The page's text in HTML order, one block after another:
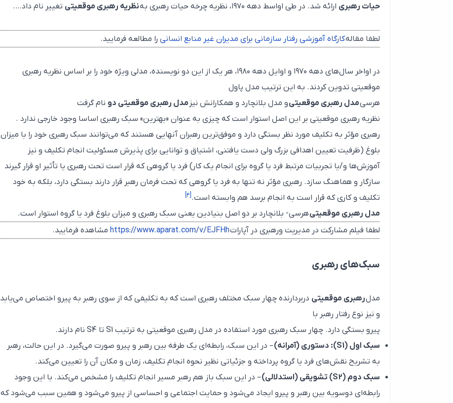
حیات رهبری ارائه شد. در طی اواسط دهه ۱۹۷۰، نظریه چرخه حیات رهبری به نظریه رهبری موقعیتی تغییر نام داد….
لطفا مقالهکارگاه آموزشی رفتار سازمانی برای مدیران غیر منابع انسانی را مطالعه فرمایید.
در اواخر سال‌های دهه ۱۹۷۰ و اوایل دهه ۱۹۸۰، هر یک از این دو نویسنده، مدلی ویژه خود را بر اساس نظریه رهبری
موقعیتی تدوین کردند. به این ترتیب مدل پاول
هرسیمدل رهبری موقعیتیو مدل بلانچارد و همکارانش نیز مدل رهبری موقعیتی دو نام گرفت
نظریه رهبری موقعیتی بر این اصل استوار است که چیزی به عنوان «بهترین» سبک رهبری اساسا وجود خارجی ندارد .
رهبری مؤثر به تکلیف مورد نظر بستگی دارد و موفق‌ترین رهبران آنهایی هستند که می‌توانند سبک رهبری خود را با میزان
بلوغ (ظرفیت تعیین اهدافی بزرگ ولی دست یافتنی، اشتیاق و توانایی برای پذیرش مسئولیت انجام تکلیف و نیز
آموزش‌ها و/یا تجربیات مرتبط فرد یا گروه برای انجام یک کار) فرد یا گروهی که قرار است تحت رهبری یا تأثیر او قرار گیرند
سازگار و هماهنگ سازد. رهبری مؤثر نه تنها به فرد یا گروهی که تحت فرمان رهبر قرار دارند بستگی دارد، بلکه به خود
تکلیف و کاری که قرار است به انجام برسد هم وابسته است.[۴]
مدل رهبری موقعیتیهرسی- بلانچارد بر دو اصل بنیادین یعنی سبک رهبری و میزان بلوغ فرد یا گروه استوار است.
لطفا فیلم مشارکت در مدیریت ورهبری در آپاراتhttps://www.aparat.com/v/EJFHh مشاهده فرمایید.
سبک‌های رهبری
مدلرهبری موقعیتی دربردارنده چهار سبک مختلف رهبری است که به تکلیفی که از سوی رهبر به پیرو اختصاص می‌یابد
و نیز نوع رفتار رهبر با
پیرو بستگی دارد. چهار سبک رهبری مورد استفاده در مدل رهبری موقعیتی به ترتیب S1 تا S4 نام دارند.
سبک اول (S1): دستوری (آمرانه)
– در این سبک، رابطه‌ای یک طرفه بین رهبر و پیرو صورت می‌گیرد. در این حالت، رهبر
به تشریح نقش‌های فرد یا گروه پرداخته و جزئیاتی نظیر نحوه انجام تکلیف، زمان و مکان آن را تعیین می‌کند.
سبک دوم (S2) تشویقی (استدلالی)
– در این سبک باز هم رهبر مسیر انجام تکلیف را مشخص می‌کند. با این وجود
رابطه‌ای دوسویه بین رهبر و پیرو ایجاد می‌شود و حمایت اجتماعی و احساسی از پیرو می‌شود و همین سبب می‌شود که